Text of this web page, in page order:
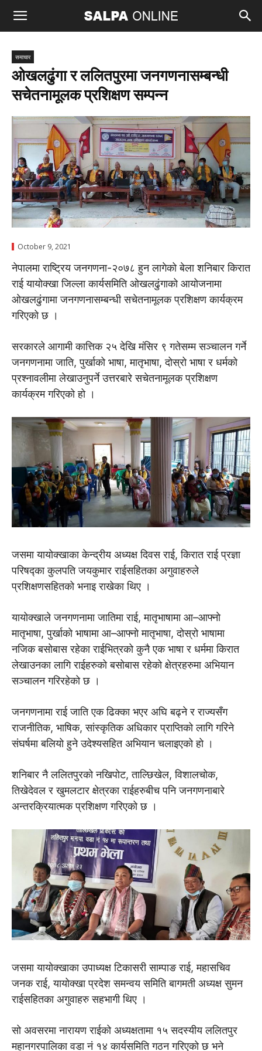
समाचार
ओखलढुंगा र ललितपुरमा जनगणनासम्बन्धी
सचेतनामूलक प्रशिक्षण सम्पन्न
October 9, 2021
नेपालमा राष्ट्रिय जनगणना-२०७८ हुन लागेको बेला शनिबार किरात
राई यायोक्खा जिल्ला कार्यसमिति ओखलढुंगाको आयोजनामा
ओखलढुंगामा जनगणनासम्बन्धी सचेतनामूलक प्रशिक्षण कार्यक्रम
गरिएको छ ।
सरकारले आगामी कात्तिक २५ देखि मंसिर ९ गतेसम्म सञ्चालन गर्ने
जनगणनामा जाति, पुर्खाको भाषा, मातृभाषा, दोस्रो भाषा र धर्मको
प्रश्नावलीमा लेखाउनुपर्ने उत्तरबारे सचेतनामूलक प्रशिक्षण
कार्यक्रम गरिएको हो ।
जसमा यायोक्खाका केन्द्रीय अध्यक्ष दिवस राई, किरात राई प्रज्ञा
परिषद्का कुलपति जयकुमार राईसहितका अगुवाहरुले
प्रशिक्षणसहितको भनाइ राखेका थिए ।
यायोक्खाले जनगणनामा जातिमा राई, मातृभाषामा आ–आफ्नाे
मातृभाषा, पुर्खाको भाषामा आ–आफ्नाे मातृभाषा, दोस्रो भाषामा
नजिक बसोबास रहेका राईभित्रको कुनै एक भाषा र धर्ममा किरात
लेखाउनका लागि राईहरुको बसोबास रहेको क्षेत्रहरुमा अभियान
सञ्चालन गरिरहेको छ ।
जनगणनामा राई जाति एक ढिक्का भएर अघि बढ्ने र राज्यसँग
राजनीतिक, भाषिक, सांस्कृतिक अधिकार प्राप्तिको लागि गरिने
संघर्षमा बलियो हुने उदेश्यसहित अभियान चलाइएको हो ।
शनिबार नै ललितपुरको नखिपोट, ताल्छिखेल, विशालचोक,
तिखेदेवल र खुमलटार क्षेत्रका राईहरुबीच पनि जनगणनाबारे
अन्तरक्रियात्मक प्रशिक्षण गरिएको छ ।
जसमा यायोक्खाका उपाध्यक्ष टिकासरी साम्पाङ राई, महासचिव
जनक राई, यायोक्खा प्रदेश समन्वय समिति बागमती अध्यक्ष सुमन
राईसहितका अगुवाहरु सहभागी थिए ।
सो अवसरमा नारायण राईको अध्यक्षतामा १५ सदस्यीय ललितपुर
महानगरपालिका वडा नं १४ कार्यसमिति गठन गरिएको छ भने